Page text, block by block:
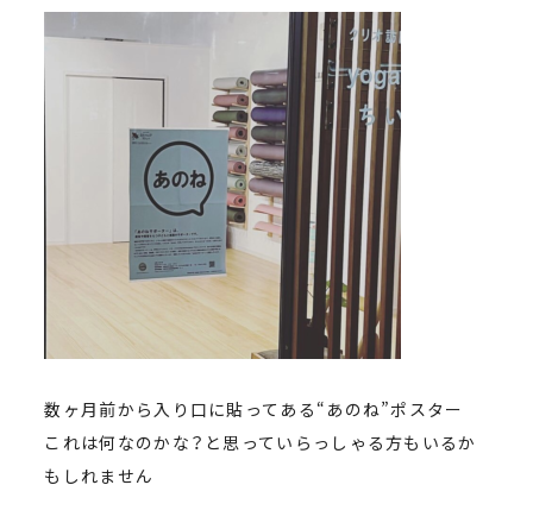
数ヶ月前から入り口に貼ってある“あのね”ポスター
これは何なのかな？と思っていらっしゃる方もいるか
もしれません